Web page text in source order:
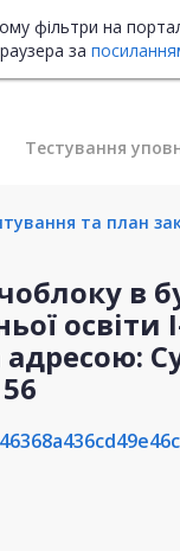
фільтри на
за
Тестування
та план
в
освіти
адресою: